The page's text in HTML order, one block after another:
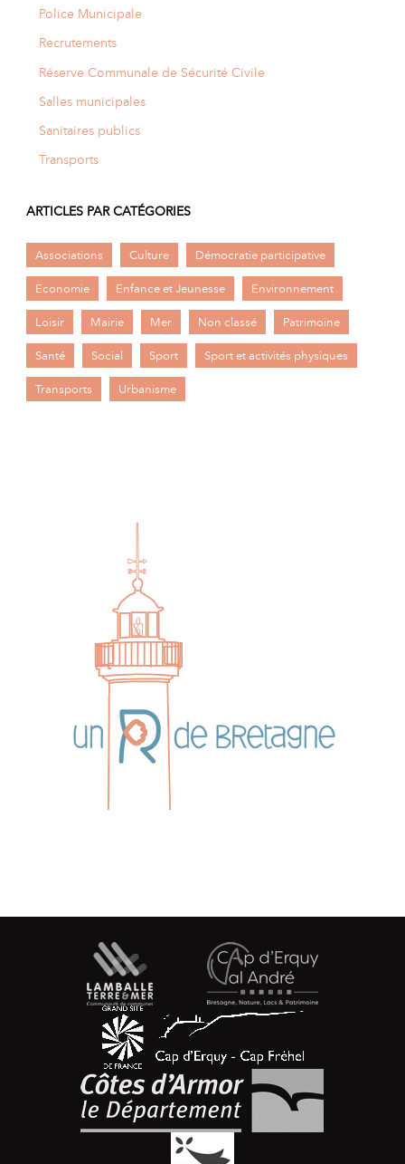
Police Municipale
Recrutements
Réserve Communale de Sécurité Civile
Salles municipales
Sanitaires publics
Transports
ARTICLES PAR CATÉGORIES
Associations Culture Démocratie participative
Economie Enfance et Jeunesse Environnement
Loisir Mairie Mer Non classé Patrimoine
Santé Social Sport Sport et activités physiques
Transports Urbanisme